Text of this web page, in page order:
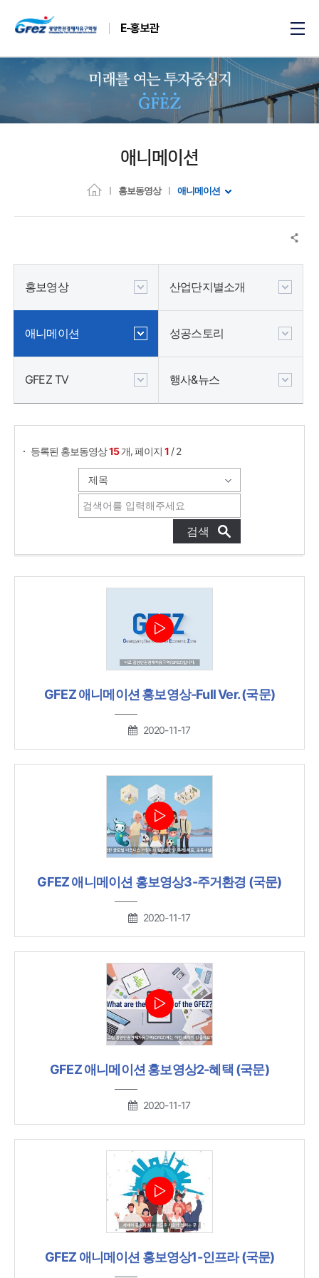
E-홍보관
애니메이션
홍보동영상 애니메이션
홍보영상 산업단지별소개
애니메이션 성공스토리
GFEZ TV 행사&뉴스
등록된 홍보동영상15개,페이지1 / 2
게시물 검색
GFEZ 애니메이션 홍보영상-Full Ver. (국문)
2020-11-17
GFEZ 애니메이션 홍보영상3-주거환경 (국문)
2020-11-17
GFEZ 애니메이션 홍보영상2-혜택 (국문)
2020-11-17
GFEZ 애니메이션 홍보영상1-인프라 (국문)